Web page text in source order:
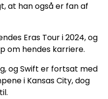
at han også er fan af
Eras Tour i 2024, og
om hendes karriere.
og Swift er fortsat med
i Kansas City, dog